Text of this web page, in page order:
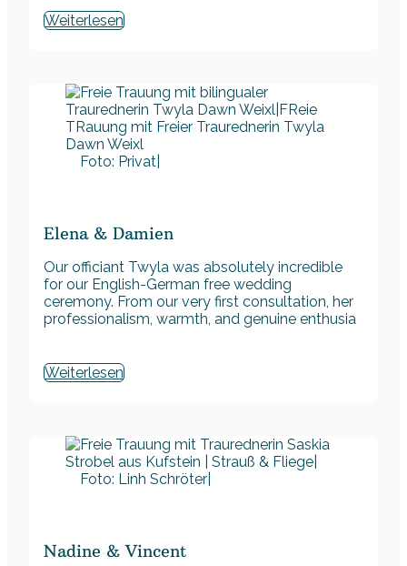
Weiterlesen
Foto: Privat|
Elena & Damien
Our officiant Twyla was absolutely incredible
for our English-German free wedding
ceremony. From our very first consultation, her
professionalism, warmth, and genuine enthusia
Weiterlesen
Foto: Linh Schröter|
Nadine & Vincent